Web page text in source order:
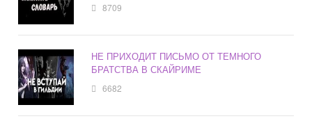
8709
НЕ ПРИХОДИТ ПИСЬМО ОТ ТЕМНОГО
БРАТСТВА В СКАЙРИМЕ
6682